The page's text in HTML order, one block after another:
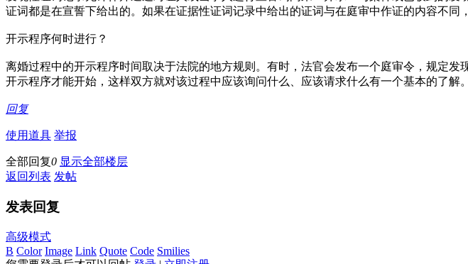
证词都是在宣誓下给出的。如果在证据性证词记录中给出的证词与在庭审中作证的内容不同
开示程序何时进行？
离婚过程中的开示程序时间取决于法院的地方规则。有时，法官会发布一个庭审令，规定
开示程序才能开始，这样双方就对该过程中应该询问什么、应该请求什么有一个基本的了解
回复
使用道具 举报
全部回复0 显示全部楼层
返回列表 发帖
发表回复
高级模式
B Color Image Link Quote Code Smilies